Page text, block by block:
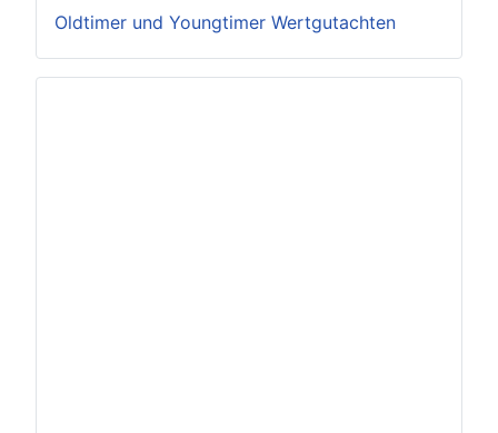
Oldtimer und Youngtimer Wertgutachten